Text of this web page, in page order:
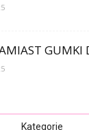
GUMKI
Kategorie